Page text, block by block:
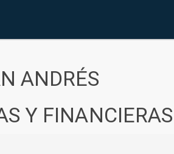
ANDRÉS
Y FINANCIERAS